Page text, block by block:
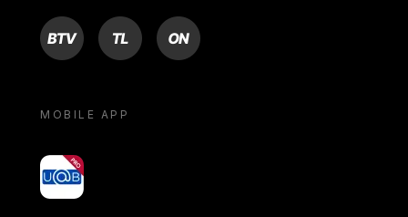
BTV TL ON
MOBILE APP
yoU@B